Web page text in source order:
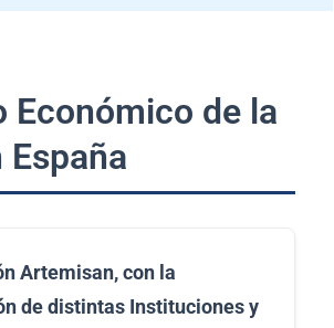
Económico de la
España
Artemisan, con la
de distintas Instituciones y